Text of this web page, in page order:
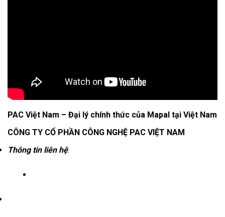
PAC Việt Nam – Đại lý chính thức của Mapal tại Việt Nam
CÔNG TY CỔ PHẦN CÔNG NGHỆ PAC VIỆT NAM
Thông tin liên hệ: